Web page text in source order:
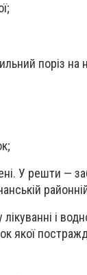
поріз на
У решти —
і
якої